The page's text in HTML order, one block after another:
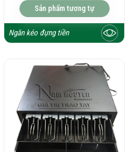
Sản phẩm tương tự
Ngăn kéo đựng tiền